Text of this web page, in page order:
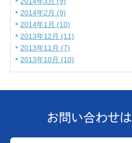
2014年2月 (9)
2014年1月 (10)
2013年12月 (11)
2013年11月 (7)
2013年10月 (10)
お問い合わせは